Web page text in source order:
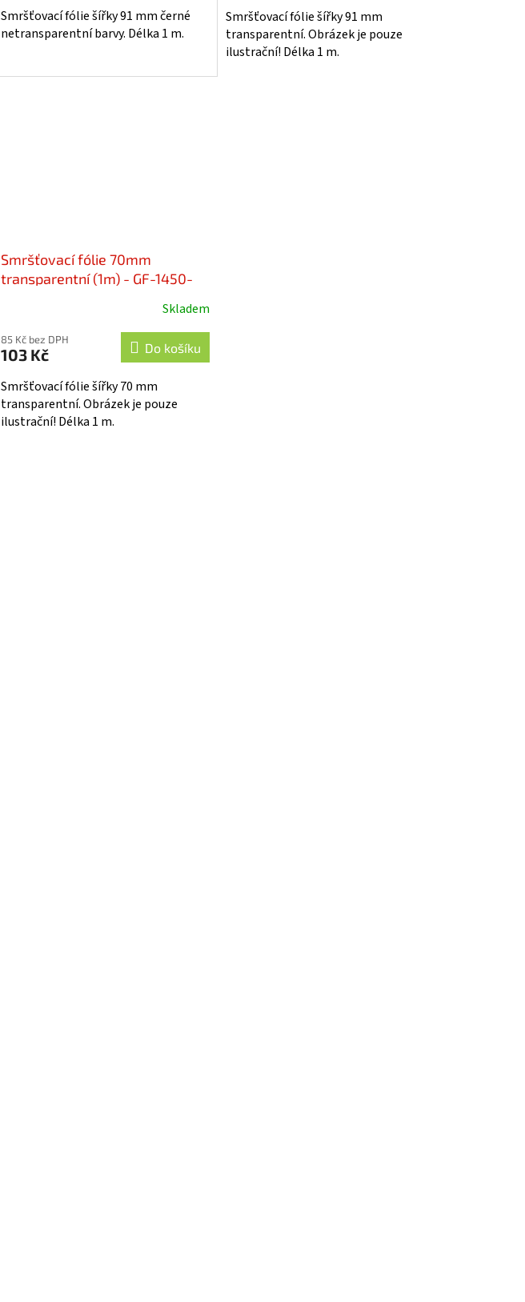
Smršťovací fólie šířky 91 mm černé
netransparentní barvy. Délka 1 m.
Smršťovací fólie šířky 91 mm
transparentní. Obrázek je pouze
ilustrační! Délka 1 m.
Smršťovací fólie 70mm
transparentní (1m) - GF-1450-
Skladem
85 Kč bez DPH
103 Kč Do košíku
Smršťovací fólie šířky 70 mm
transparentní. Obrázek je pouze
ilustrační! Délka 1 m.